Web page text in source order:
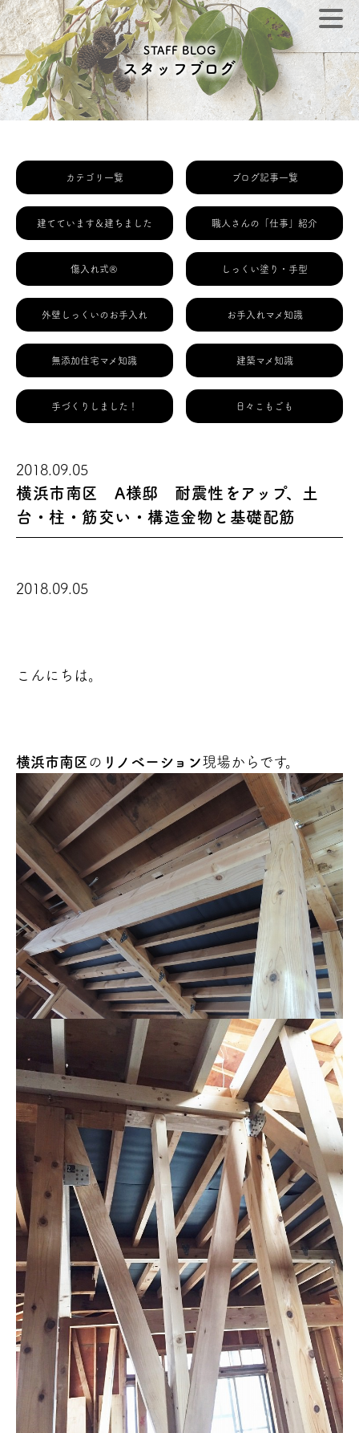
STAFF BLOG
スタッフブログ
カテゴリ一覧 ブログ記事一覧
建てています＆建ちました 職人さんの「仕事」紹介
傷入れ式® しっくい塗り・手型
外壁しっくいのお手入れ お手入れマメ知識
無添加住宅マメ知識 建築マメ知識
手づくりしました！ 日々こもごも
2018.09.05
横浜市南区 A様邸 耐震性をアップ、土
台・柱・筋交い・構造金物と基礎配筋
2018.09.05
こんにちは。
横浜市南区 の リノベーション現場からです。